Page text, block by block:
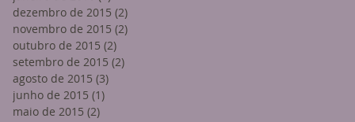
dezembro de 2015 (2)
novembro de 2015 (2)
outubro de 2015 (2)
setembro de 2015 (2)
agosto de 2015 (3)
junho de 2015 (1)
maio de 2015 (2)